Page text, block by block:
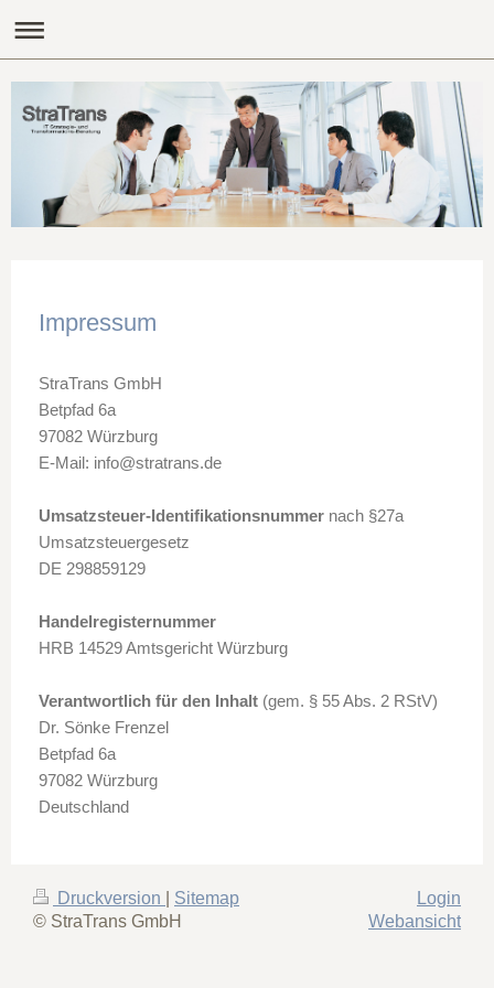
Impressum
StraTrans GmbH
Betpfad 6a
97082 Würzburg
E-Mail: info@stratrans.de
Umsatzsteuer-Identifikationsnummer nach §27a
Umsatzsteuergesetz
DE 298859129
Handelregisternummer
HRB 14529 Amtsgericht Würzburg
Verantwortlich für den Inhalt (gem. § 55 Abs. 2 RStV)
Dr. Sönke Frenzel
Betpfad 6a
97082 Würzburg
Deutschland
Druckversion
Sitemap
© StraTrans GmbH
Login
Webansicht